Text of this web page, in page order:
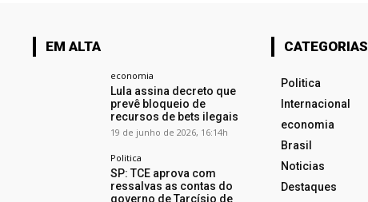
EM ALTA
economia
Lula assina decreto que
prevê bloqueio de
recursos de bets ilegais
19 de junho de 2026, 16:14h
Politica
SP: TCE aprova com
ressalvas as contas do
governo de Tarcísio de
CATEGORIAS
Politica
Internacional
economia
Brasil
Noticias
Destaques